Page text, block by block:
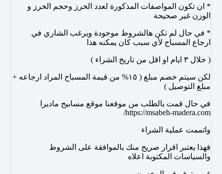
* ان تكون المواصفات المذكورة لعدد الخرز وحجم الخرز و
الوزن غير صحيحة
* في حال لم تكن هالشروط موجودة ويرغب الشاري في
ارجاع المسباح لأي سبب كان يمكنه هذا
( خلال ٣ ايام او اقل من تاريخ الشراء )
لكن سيتم خصم مبلغ ( ١٥% من قيمة المسباح المراد ارجاعه +
مبلغ التوصيل )
في حال قمت بالطلب من موقعنا موقع مسابيح ماديرا
https://msabeh-madera.com/
واتممت عملية الشراء
فهذا يعتبر اقرار صريح منك بالموافقة على الشروط
والسياسات المكتوبة اعلاه